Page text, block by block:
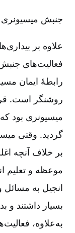
جنبش میسیونری
علاوه بر
رابطۀ ایمان
میسیونری بود
گردید. وقتی
بر خلاف آنچه
موعظه و تعلیم
انجیل به مسائل
بسیار داشتند و
به‌‌علاوه،